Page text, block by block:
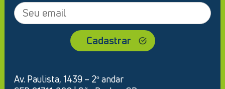
Av. Paulista, 1439 – 2º andar